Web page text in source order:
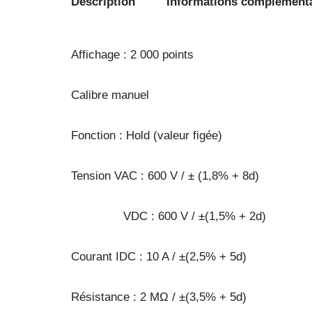
Affichage : 2 000 points
Calibre manuel
Fonction : Hold (valeur figée)
Tension VAC : 600 V / ± (1,8% + 8d)
VDC : 600 V / ±(1,5% + 2d)
Courant IDC : 10 A / ±(2,5% + 5d)
Résistance : 2 MΩ / ±(3,5% + 5d)